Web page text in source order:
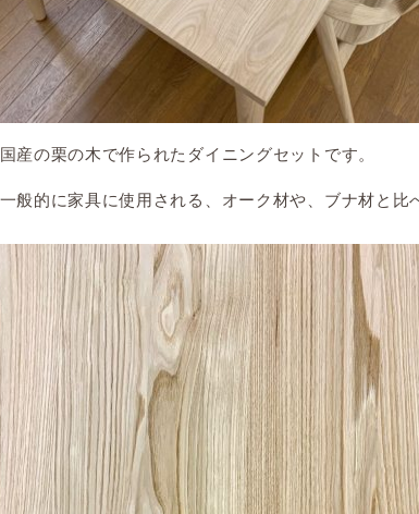
産の栗の木で作られたダイニングセットです。
般的に家具に使用される、オーク材や、ブナ材と比